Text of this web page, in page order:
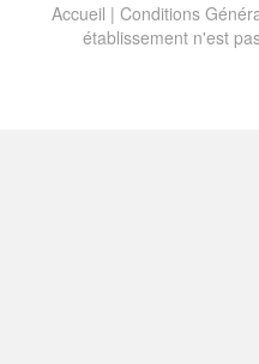
Accueil | Conditions
établissement n'est